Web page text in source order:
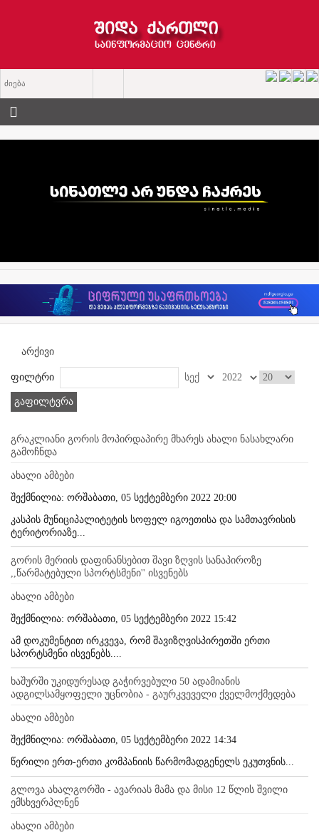
არქივი
ფილტრი
გაფილტვრა
გრაკლიანი გორის მოპირდაპირე მხარეს ახალი ნასახლარი
გამოჩნდა
ახალი ამბები
შექმნილია: ორშაბათი, 05 სექტემბერი 2022 20:00
კასპის მუნიციპალიტეტის სოფელ იგოეთისა და სამთავრისის
ტერიტორიაზე...
გორის მერიის დაფინანსებით შავი ზღვის სანაპიროზე
,,წარმატებული სპორტსმენი'' ისვენებს
ახალი ამბები
შექმნილია: ორშაბათი, 05 სექტემბერი 2022 15:42
ამ დოკუმენტით ირკვევა, რომ შავიზღვისპირეთში ერთი
სპორტსმენი ისვენებს....
ხაშურში უკიდურესად გაჭირვებული 50 ადამიანის
ადგილსამყოფელი უცნობია - გაურკვეველი ქველმოქმედება
ახალი ამბები
შექმნილია: ორშაბათი, 05 სექტემბერი 2022 14:34
წერილი ერთ-ერთი კომპანიის წარმომადგენელს ეკუთვნის...
გლოვა ახალგორში - ავარიას მამა და მისი 12 წლის შვილი
ემსხვერპლნენ
ახალი ამბები